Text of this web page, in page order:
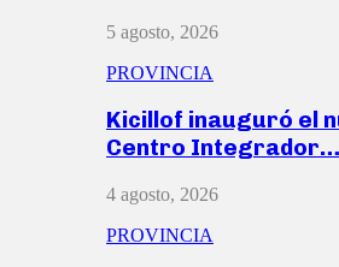
5 agosto, 2026
PROVINCIA
Kicillof inauguró el
Centro Integrador…
4 agosto, 2026
PROVINCIA